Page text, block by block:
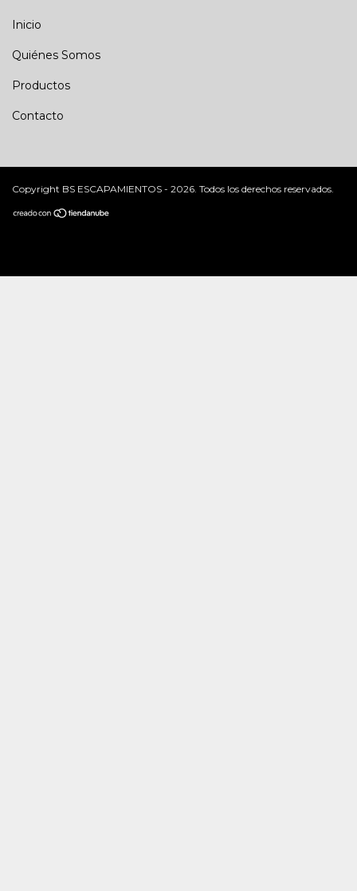
Inicio
Quiénes Somos
Productos
Contacto
Copyright BS ESCAPAMIENTOS - 2026. Todos los derechos reservados.